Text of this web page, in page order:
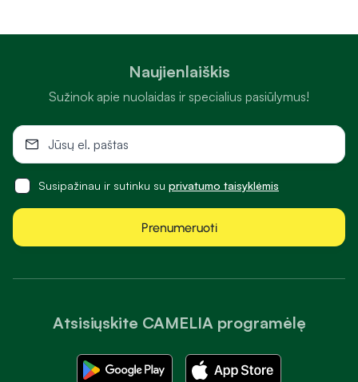
Atsisiųskite CAMELIA programėlę
Naujienlaiškis
Sužinok apie nuolaidas ir specialius pasiūlymus!
Susipažinau ir sutinku su privatumo taisyklėmis
Prenumeruoti